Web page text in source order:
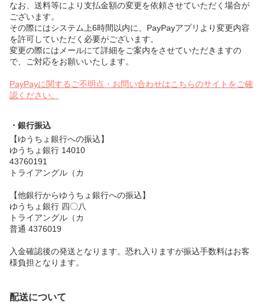
なお、送料等により支払金額の変更を依頼させていただく場合が
ございます。
その際にはシステム上6時間以内に、PayPayアプリより変更内容
を許可していただく必要がございます。
変更の際にはメールにて詳細をご案内をさせていただきますの
で、ご対応をお願いいたします。
PayPayに関するご不明点・お問い合わせはこちらのサイトをご確
認ください。
・銀行振込
【ゆうちょ銀行への振込】
ゆうちょ銀行 14010
43760191
トライアングル（カ
【他銀行からゆうちょ銀行への振込】
ゆうちょ銀行 四〇八
トライアングル（カ
普通 4376019
入金確認後の発送となります。恐れ入りますが振込手数料はお客
様負担となります。
配送について